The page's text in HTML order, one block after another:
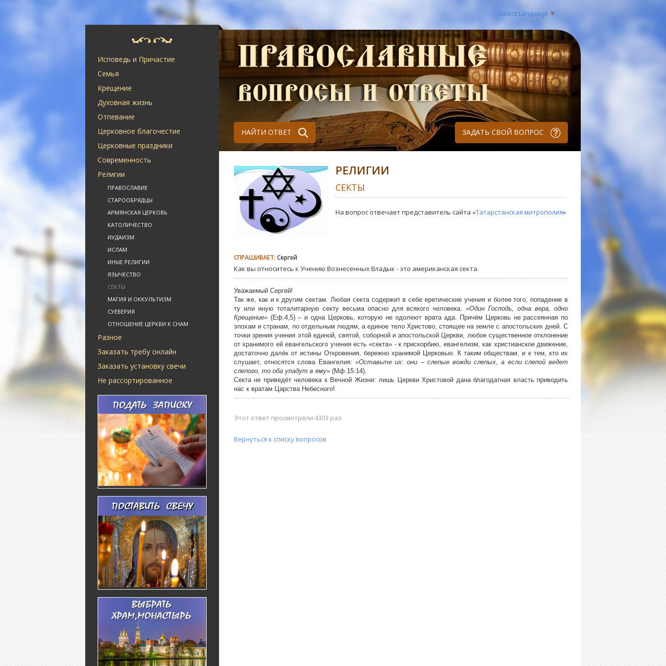
Select Language ▼
Исповедь и Причастие
Семья
Крещение
Духовная жизнь
Отпевание
Церковное благочестие
Церковные праздники
Современность
Религии
ПРАВОСЛАВИЕ
СТАРООБРЯДЦЫ
АРМЯНСКАЯ ЦЕРКОВЬ
КАТОЛИЧЕСТВО
ИУДАИЗМ
ИСЛАМ
ИНЫЕ РЕЛИГИИ
ЯЗЫЧЕСТВО
СЕКТЫ
МАГИЯ И ОККУЛЬТИЗМ
СУЕВЕРИЯ
ОТНОШЕНИЕ ЦЕРКВИ К СНАМ
Разное
Заказать требу онлайн
Заказать установку свечи
Не рассортированное
НАЙТИ ОТВЕТ ЗАДАТЬ СВОЙ ВОПРОС
РЕЛИГИИ
СЕКТЫ
На вопрос отвечает представитель сайта «Татарстанская митрополия»
СПРАШИВАЕТ: Сергей
Как вы относитесь к Учению Вознесенных Владык - это американская секта.
Уважаемый Сергей!
Так же, как и к другим сектам. Любая секта содержит в себе еретические учения и более того, попадение в
ту или иную тоталитарную секту весьма опасно для всякого человека.«Один Господь, одна вера, одно
Крещение» (Еф.4,5) – и одна Церковь, которую не одолеют врата ада. Причём Церковь не рассеянная по
эпохам и странам, по отдельным людям, а единое тело Христово, стоящее на земле с апостольских дней. С
точки зрения учения этой единой, святой, соборной и апостольской Церкви, любое существенное отклонение
от хранимого ей евангельского учения есть «секта» - к прискорбию, евангелизм, как христианское движение,
достаточно далёк от истины Откровения, бережно хранимой Церковью. К таким обществам, и к тем, кто их
слушает, относятся слова Евангелия: «Оставьте их: они – слепые вожди слепых, а если слепой ведет
слепого, то оба упадут в яму» (Мф.15:14).
Секта не приведёт человека к Вечной Жизни: лишь Церкви Христовой дана благодатная власть приводить
нас к вратам Царства Небесного!
Этот ответ просмотрели 4303 раз.
Вернуться к списку вопросов